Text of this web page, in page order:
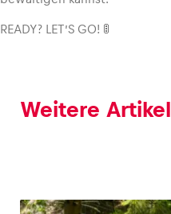
READY? LET’S GO! 🚦
Weitere Artikel